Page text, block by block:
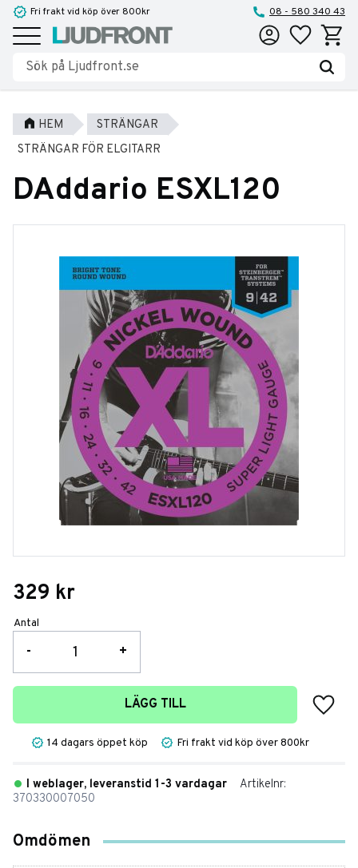
Meny
Fri frakt vid köp över 800kr 08 - 580 340 43
Favoriter
HEM
STRÄNGAR
STRÄNGAR FÖR ELGITARR
DAddario ESXL120
329 kr
Antal
+
-
LÄGG TILL
Lägg
14 dagars öppet köp Fri frakt vid köp över 800kr
I weblager, leveranstid 1-3 vardagar
Artikelnr
370330007050
Omdömen